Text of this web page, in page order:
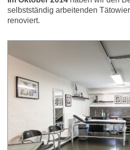
selbstständig arbeitenden
renoviert.